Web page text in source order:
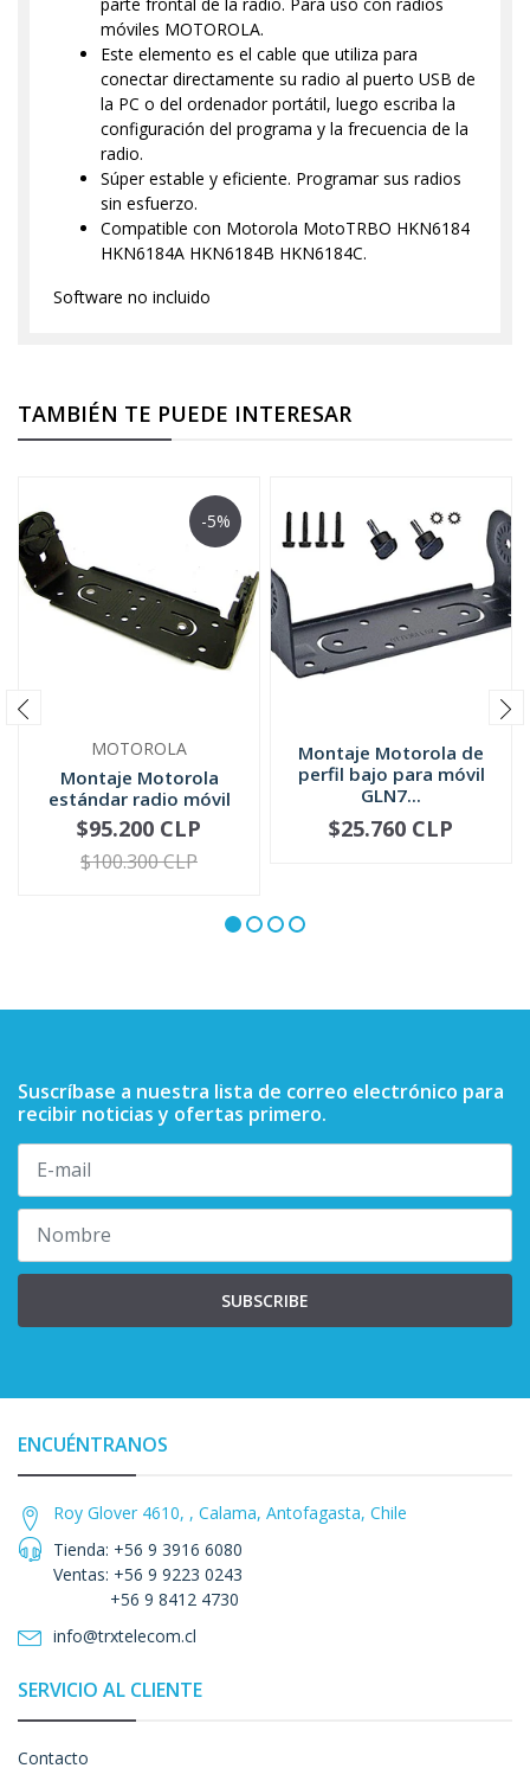
móviles MOTOROLA.
Este elemento es el cable que utiliza para
conectar directamente su radio al puerto USB de
la PC o del ordenador portátil, luego escriba la
configuración del programa y la frecuencia de la
radio.
Súper estable y eficiente. Programar sus radios
sin esfuerzo.
Compatible con Motorola MotoTRBO HKN6184
HKN6184A HKN6184B HKN6184C.
Software no incluido
TAMBIÉN TE PUEDE INTERESAR
-5%
MOTOROLA
Montaje Motorola
estándar radio móvil
HLN6861
+
$95.200 CLP
$100.300 CLP
Montaje Motorola de
perfil bajo para móvil
GLN7...
+
$25.760 CLP
Suscríbase a nuestra lista de correo electrónico para
recibir noticias y ofertas primero.
SUBSCRIBE
ENCUÉNTRANOS
Roy Glover 4610, , Calama, Antofagasta, Chile
Tienda: +56 9 3916 6080
Ventas: +56 9 9223 0243
+56 9 8412 4730
info@trxtelecom.cl
SERVICIO AL CLIENTE
Contacto